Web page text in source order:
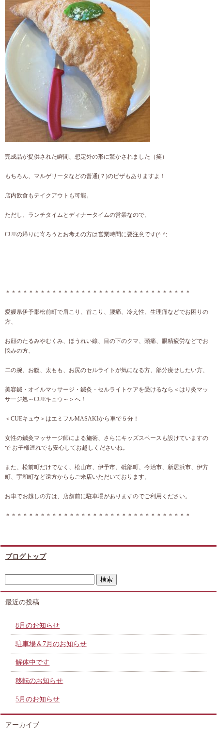
完成品が提供された瞬間、想定外の形に驚かされました（笑）
もちろん、マルゲリータなどの普通(？)のピザもありますよ！
店内飲食もテイクアウトも可能。
ただし、ランチタイムとディナータイムの営業なので、
CUEの帰りに寄ろうとお考えの方は営業時間に要注意です(^-^;
＊＊＊＊＊＊＊＊＊＊＊＊＊＊＊＊＊＊＊＊＊＊＊＊＊＊＊＊＊＊＊＊
愛媛県伊予郡松前町で肩こり、首こり、腰痛、冷え性、生理痛などでお困りの
方、
お顔のたるみやむくみ、ほうれい線、目の下のクマ、頭痛、眼精疲労などでお
悩みの方、
二の腕、お腹、太もも、お尻のセルライトが気になる方、部分痩せしたい方、
美容鍼・オイルマッサージ・鍼灸・セルライトケアを受けるなら＜はり灸マッ
サージ処～CUEキュウ～＞へ！
＜CUEキュウ＞はエミフルMASAKIから車で５分！
女性の鍼灸マッサージ師による施術、さらにキッズスペースも設けていますの
で お子様連れでも安心してお越しくださいね。
また、松前町だけでなく、松山市、伊予市、砥部町、今治市、新居浜市、伊方
町、宇和町など遠方からもご来店いただいております。
お車でお越しの方は、店舗前に駐車場がありますのでご利用ください。
＊＊＊＊＊＊＊＊＊＊＊＊＊＊＊＊＊＊＊＊＊＊＊＊＊＊＊＊＊＊＊＊
ブログトップ
最近の投稿
8月のお知らせ
駐車場＆7月のお知らせ
解体中です
移転のお知らせ
5月のお知らせ
アーカイブ